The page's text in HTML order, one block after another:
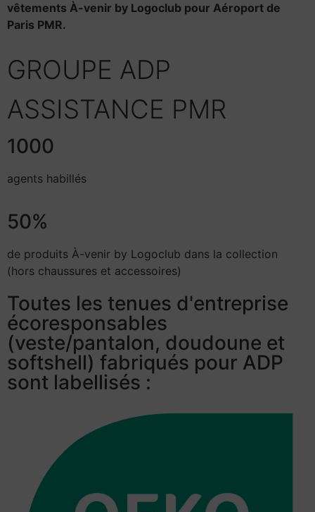
vêtements À-venir by Logoclub pour Aéroport de
Paris PMR.
GROUPE ADP
ASSISTANCE PMR
1000
agents habillés
50%
de produits À-venir by Logoclub dans la collection
(hors chaussures et accessoires)
Toutes les tenues d'entreprise
écoresponsables
(veste/pantalon, doudoune et
softshell) fabriqués pour ADP
sont labellisés :